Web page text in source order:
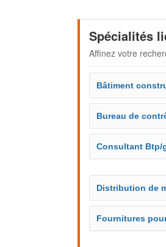
Spécialités
Affinez votre
Bâtiment
Bureau de
Consultant Btp/
Distribution de
Fournitures